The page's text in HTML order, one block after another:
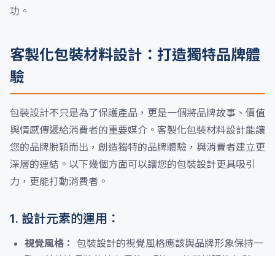
功。
客製化包裝材料設計：打造獨特品牌體
驗
包裝設計不只是為了保護產品，更是一個將品牌故事、價值
與情感傳遞給消費者的重要媒介。客製化包裝材料設計能讓
您的品牌脫穎而出，創造獨特的品牌體驗，與消費者建立更
深層的連結。以下幾個方面可以讓您的包裝設計更具吸引
力，更能打動消費者。
1. 設計元素的運用：
視覺風格： 包裝設計的視覺風格應該與品牌形象保持一